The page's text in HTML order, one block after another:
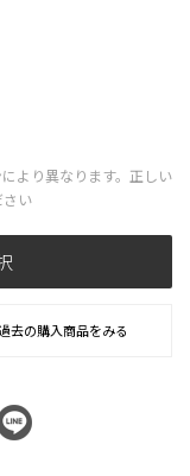
より異なります。正しい
い
去の購入商品をみる